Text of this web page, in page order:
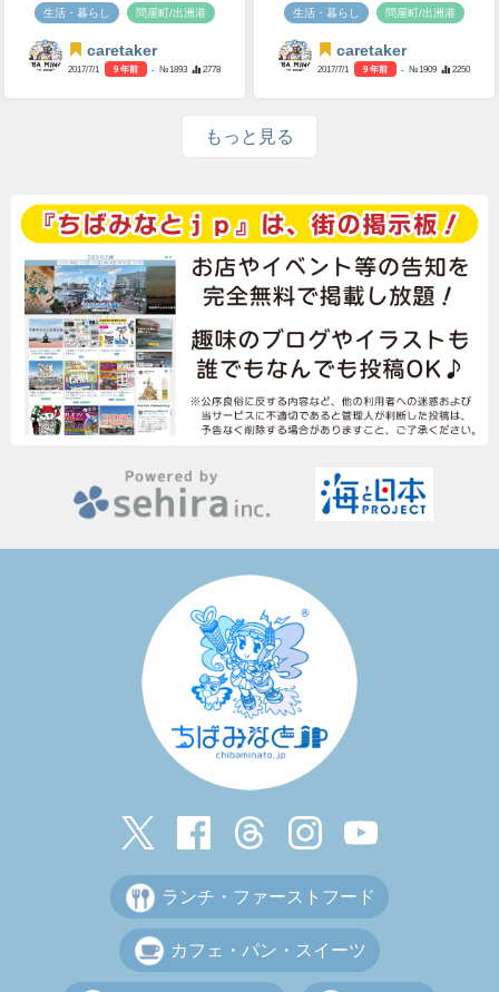
生活・暮らし 問屋町/出洲港
caretaker
2017/7/1 9 年前 - №1893 2778
生活・暮らし 問屋町/出洲港
caretaker
2017/7/1 9 年前 - №1909 2250
もっと見る
ランチ・ファーストフード
カフェ・パン・スイーツ